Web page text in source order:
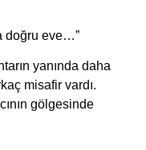
doğru eve…”
yanında daha
misafir vardı.
gölgesinde